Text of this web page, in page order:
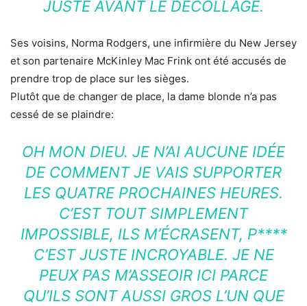
JUSTE AVANT LE DÉCOLLAGE.
Ses voisins, Norma Rodgers, une infirmière du New Jersey
et son partenaire McKinley Mac Frink ont été accusés de
prendre trop de place sur les sièges.
Plutôt que de changer de place, la dame blonde n’a pas
cessé de se plaindre:
OH MON DIEU. JE N’AI AUCUNE IDÉE
DE COMMENT JE VAIS SUPPORTER
LES QUATRE PROCHAINES HEURES.
C’EST TOUT SIMPLEMENT
IMPOSSIBLE, ILS M’ÉCRASENT, P****
C’EST JUSTE INCROYABLE. JE NE
PEUX PAS M’ASSEOIR ICI PARCE
QU’ILS SONT AUSSI GROS L’UN QUE